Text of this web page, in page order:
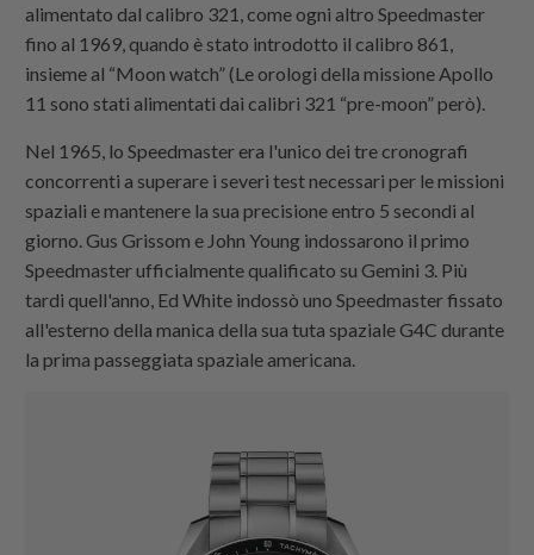
alimentato dal calibro 321, come ogni altro Speedmaster
fino al 1969, quando è stato introdotto il calibro 861,
insieme al “Moon watch” (Le orologi della missione Apollo
11 sono stati alimentati dai calibri 321 “pre-moon” però).
Nel 1965, lo Speedmaster era l'unico dei tre cronografi
concorrenti a superare i severi test necessari per le missioni
spaziali e mantenere la sua precisione entro 5 secondi al
giorno. Gus Grissom e John Young indossarono il primo
Speedmaster ufficialmente qualificato su Gemini 3. Più
tardi quell'anno, Ed White indossò uno Speedmaster fissato
all'esterno della manica della sua tuta spaziale G4C durante
la prima passeggiata spaziale americana.